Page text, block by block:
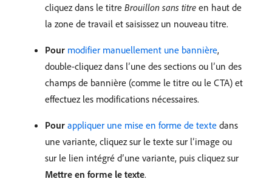
cliquez dans le titre Brouillon sans titre en haut de
la zone de travail et saisissez un nouveau titre.
Pour modifier manuellement une bannière,
double-cliquez dans l’une des sections ou l’un des
champs de bannière (comme le titre ou le CTA) et
effectuez les modifications nécessaires.
Pour appliquer une mise en forme de texte dans
une variante, cliquez sur le texte sur l’image ou
sur le lien intégré d’une variante, puis cliquez sur
Mettre en forme le texte.